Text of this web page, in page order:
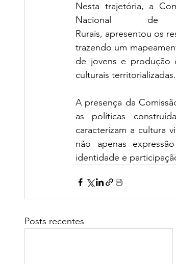
Nesta trajetória, a
Nacional
Rurais, apresentou os
trazendo um
de jovens e produção
culturais territorializadas.
A presença da
as políticas
caracterizam a cultura
não apenas
identidade e
Posts recentes